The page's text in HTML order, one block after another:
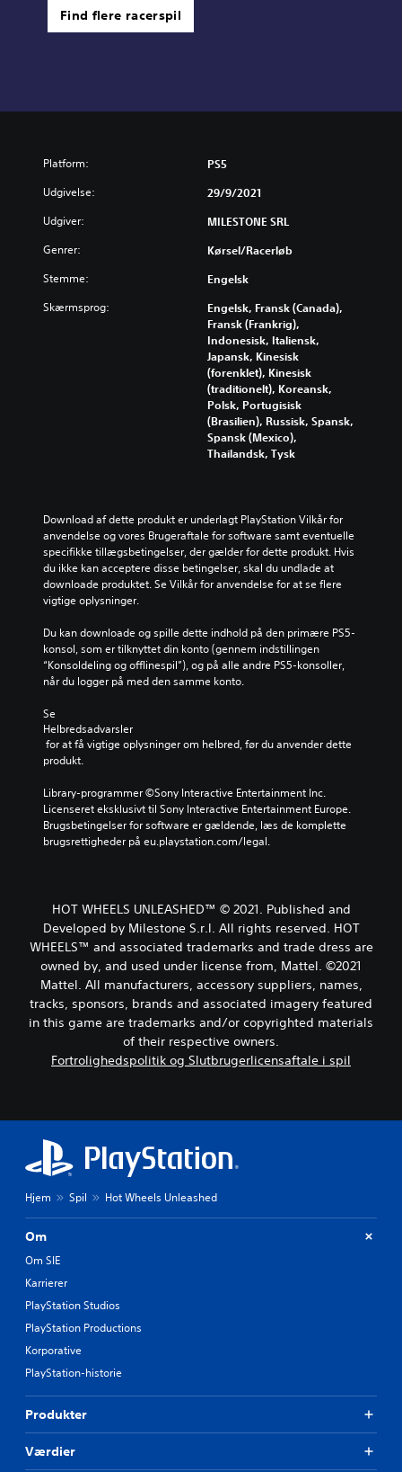
Find flere racerspil
Platform: PS5
Udgivelse: 29/9/2021
Udgiver: MILESTONE SRL
Genrer: Kørsel/racerløb
Stemme: Engelsk
Skærmsprog:
Engelsk, Fransk (Canada),
Fransk (Frankrig),
Indonesisk, Italiensk,
Japansk, Kinesisk
(forenklet), Kinesisk
(traditionelt), Koreansk,
Polsk, Portugisisk
(Brasilien), Russisk, Spansk,
Spansk (Mexico),
Thailandsk, Tysk
Download af dette produkt er underlagt PlayStation Vilkår for
anvendelse og vores Brugeraftale for software samt eventuelle
specifikke tillægsbetingelser, der gælder for dette produkt. Hvis
du ikke kan acceptere disse betingelser, skal du undlade at
downloade produktet. Se Vilkår for anvendelse for at se flere
vigtige oplysninger.
Du kan downloade og spille dette indhold på den primære PS5-
konsol, som er tilknyttet din konto (gennem indstillingen
“Konsoldeling og offlinespil”), og på alle andre PS5-konsoller,
når du logger på med den samme konto.
Se
Helbredsadvarsler
produkt.
Library-programmer ©Sony Interactive Entertainment Inc.
Licenseret eksklusivt til Sony Interactive Entertainment Europe.
Brugsbetingelser for software er gældende, læs de komplette
brugsrettigheder på eu.playstation.com/legal.
HOT WHEELS UNLEASHED™ © 2021. Published and
Developed by Milestone S.r.l. All rights reserved. HOT
WHEELS™ and associated trademarks and trade dress are
owned by, and used under license from, Mattel. ©2021
Mattel. All manufacturers, accessory suppliers, names,
tracks, sponsors, brands and associated imagery featured
in this game are trademarks and/or copyrighted materials
of their respective owners.
Fortrolighedspolitik og Slutbrugerlicensaftale i spil
Hjem Spil Hot Wheels Unleashed
Om
Om SIE
Karrierer
PlayStation Studios
PlayStation Productions
Korporative
PlayStation-historie
Produkter
Værdier